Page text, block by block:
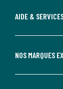
AIDE &
NOS MARQUES